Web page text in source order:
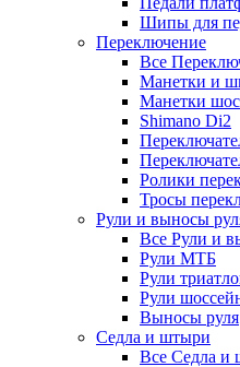
Шипы для
Переключение
Все
Манетки и
Манетки
Shimano Di2
Ролики
Тросы
Рули и выносы
Все Рули и
Рули МТБ
Рули
Рули
Выносы руля
Седла и штыри
Все Седла и